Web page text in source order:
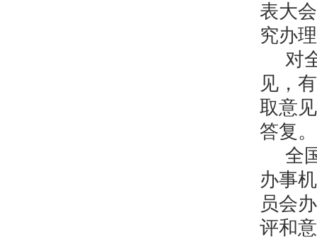
表大
究办
对
见，
取意
答复。
全
办事
员会
评和